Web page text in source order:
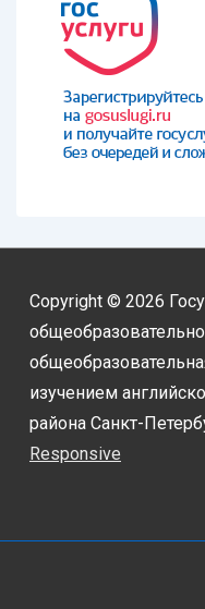
Copyright © 2026
изучением
района Санкт-
Responsive